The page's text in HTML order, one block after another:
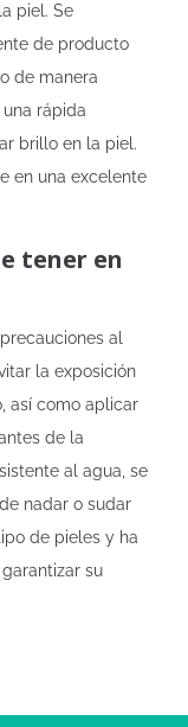
piel. Se
de producto
de manera
rápida
brillo en la piel.
en una excelente
tener en
al
la exposición
así como aplicar
de la
al agua, se
nadar o sudar
de pieles y ha
su